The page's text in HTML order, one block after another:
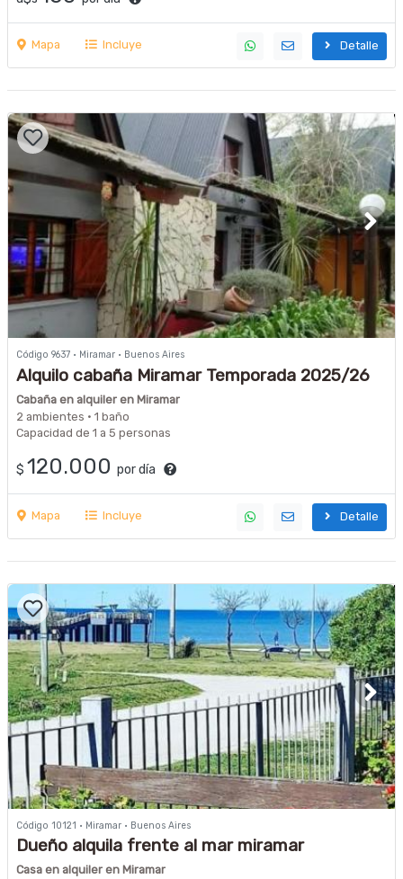
Mapa Incluye Detalle
Código 9637 · Miramar · Buenos Aires
Alquilo cabaña Miramar Temporada 2025/26
Cabaña en alquiler en Miramar
2 ambientes · 1 baño
Capacidad de 1 a 5 personas
$ 120.000 por día
Mapa Incluye Detalle
Código 10121 · Miramar · Buenos Aires
Dueño alquila frente al mar miramar
Casa en alquiler en Miramar